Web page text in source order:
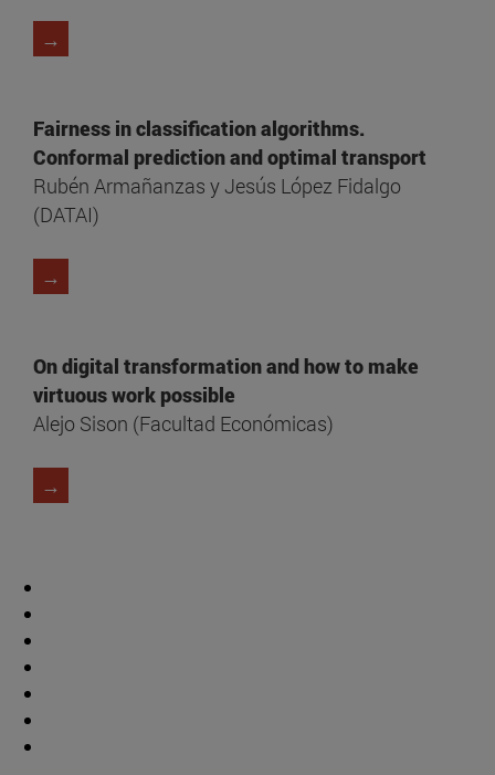
→
Fairness in classification algorithms.
Conformal prediction and optimal transport
Rubén Armañanzas y Jesús López Fidalgo
(DATAI)
→
On digital transformation and how to make
virtuous work possible
Alejo Sison (Facultad Económicas)
→